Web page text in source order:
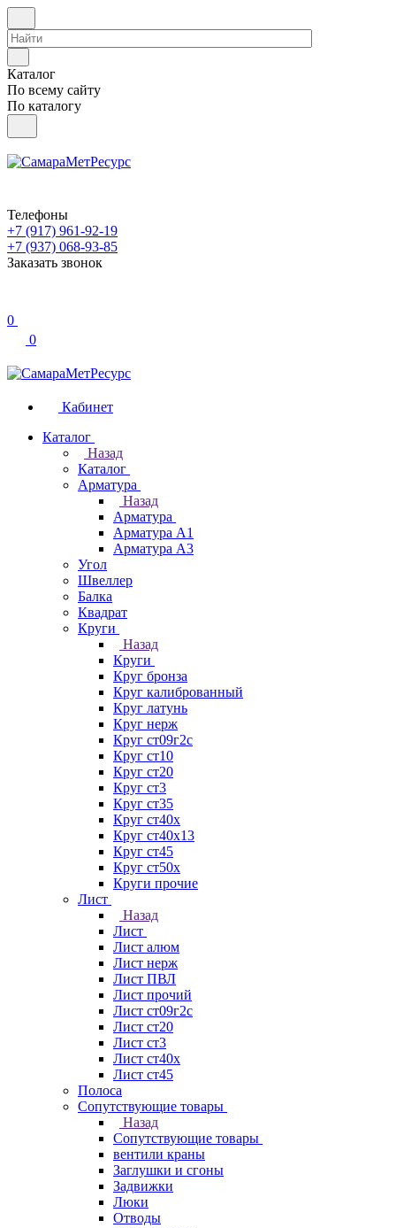
Каталог
По всему сайту
По каталогу
Телефоны
+7 (917) 961-92-19
+7 (937) 068-93-85
Заказать звонок
0
0
Кабинет
Каталог
Назад
Каталог
Арматура
Назад
Арматура
Арматура А1
Арматура А3
Угол
Швеллер
Балка
Квадрат
Круги
Назад
Круги
Круг бронза
Круг калиброванный
Круг латунь
Круг нерж
Круг ст09г2с
Круг ст10
Круг ст20
Круг ст3
Круг ст35
Круг ст40х
Круг ст40х13
Круг ст45
Круг ст50х
Круги прочие
Лист
Назад
Лист
Лист алюм
Лист нерж
Лист ПВЛ
Лист прочий
Лист ст09г2с
Лист ст20
Лист ст3
Лист ст40х
Лист ст45
Полоса
Сопутствующие товары
Назад
Сопутствующие товары
вентили краны
Заглушки и сгоны
Задвижки
Люки
Отводы